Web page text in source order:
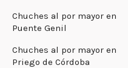
Chuches al por mayor en
Puente Genil
Chuches al por mayor en
Priego de Córdoba